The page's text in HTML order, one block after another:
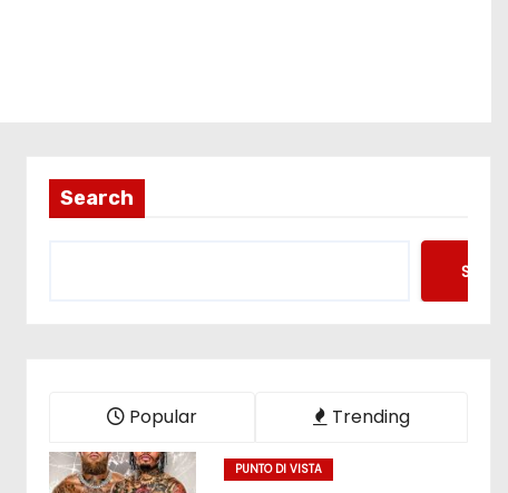
Search
Popular Trending
PUNTO DI VISTA